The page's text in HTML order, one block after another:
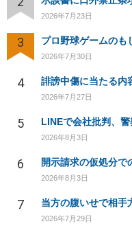
2026年7月23日
3 プロ野球ゲームのも
2026年7月30日
4
2026年7月27日
5 LINEで会社批判、
2026年8月3日
6
2026年8月3日
7
2026年7月29日